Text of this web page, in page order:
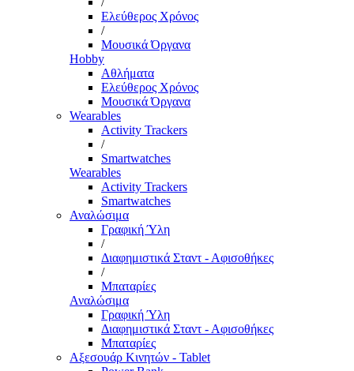
Ελεύθερος Χρόνος
/
Μουσικά Όργανα
Hobby
Αθλήματα
Ελεύθερος Χρόνος
Μουσικά Όργανα
Wearables
Activity Trackers
/
Smartwatches
Wearables
Activity Trackers
Smartwatches
Αναλώσιμα
Γραφική Ύλη
/
Διαφημιστικά Σταντ - Αφισοθήκες
/
Μπαταρίες
Αναλώσιμα
Γραφική Ύλη
Διαφημιστικά Σταντ - Αφισοθήκες
Μπαταρίες
Αξεσουάρ Κινητών - Tablet